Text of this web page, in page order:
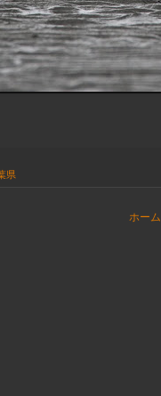
県
ホーム